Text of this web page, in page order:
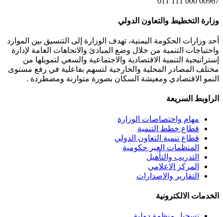
التخطيط والتعاون الدولي
الحكومة اليمنية، تهدف الوزارة إلى التنسيق بين الموارد
التنمية من خلال وضع المبادئ والاتجاهات العامة لإدارة
التنمية الاقتصادية والاجتماعية والسعي لتمويلها من
المصادر المحلية والخارجية لتسهم بفاعلية في رفع مستوى
الاقتصادي ومعيشة السكان بصورة متوازنة ومضطردة .
السريعة
مهام واختصاصات الوزارة
قطاع خطط التنمية
قطاع تنمية التعاون الدولي
المنظمات الغير حكومية
التدريب والتأهيل
المركز الاعلامي
التقارير والإصدارات
الالكترونية